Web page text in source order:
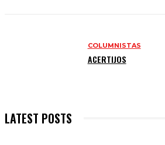
COLUMNISTAS
ACERTIJOS
LATEST POSTS